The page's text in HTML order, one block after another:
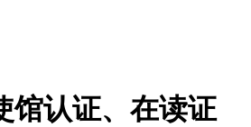
馆认证、在读证